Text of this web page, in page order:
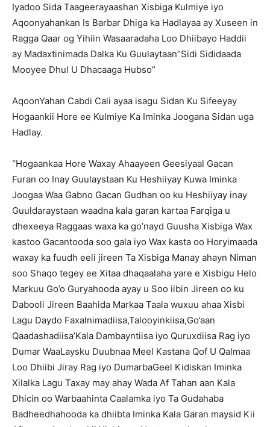
Iyadoo Sida Taageerayaashan Xisbiga Kulmiye iyo
Aqoonyahankan Is Barbar Dhiga ka Hadlayaa ay Xuseen in
Ragga Qaar og Yihiin Wasaaradaha Loo Dhiibayo Haddii
ay Madaxtinimada Dalka Ku Guulaytaan”Sidi Sididaada
Mooyee Dhul U Dhacaaga Hubso”
AqoonYahan Cabdi Cali ayaa isagu Sidan Ku Sifeeyay
Hogaankii Hore ee Kulmiye Ka Iminka Joogana Sidan uga
Hadlay.
“Hogaankaa Hore Waxay Ahaayeen Geesiyaal Gacan
Furan oo Inay Guulaystaan Ku Heshiiyay Kuwa Iminka
Joogaa Waa Gabno Gacan Gudhan oo ku Heshiiyay inay
Guuldaraystaan waadna kala garan kartaa Farqiga u
dhexeeya Raggaas waxa ka go’nayd Guusha Xisbiga Wax
kastoo Gacantooda soo gala iyo Wax kasta oo Horyimaada
waxay ka fuudh eeli jireen Ta Xisbiga Manay ahayn Niman
soo Shaqo tegey ee Xitaa dhaqaalaha yare e Xisbigu Helo
Markuu Go’o Guryahooda ayay u Soo iibin Jireen oo ku
Dabooli Jireen Baahida Markaa Taala wuxuu ahaa Xisbi
Lagu Daydo Faxalnimadiisa,Talooyinkiisa,Go’aan
Qaadashadiisa’Kala Dambayntiisa iyo Quruxdiisa Rag iyo
Dumar WaaLaysku Duubnaa Meel Kastana Qof U Qalmaa
Loo Dhiibi Jiray Rag iyo DumarbaGeel Kidiskan Iminka
Xilalka Lagu Taxay may ahay Wada Af Tahan aan Kala
Dhicin oo Warbaahinta Caalamka iyo Ta Gudahaba
Badheedhahooda ka dhiibta Iminka Kala Garan maysid Kii